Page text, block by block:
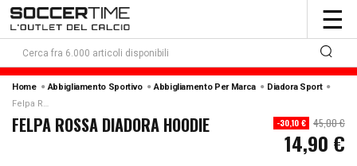
☰
Home Abbigliamento Sportivo Abbigliamento Per Marca
Diadora Sport
Felpa Rossa Diadora Hoodie
FELPA ROSSA DIADORA HOODIE -30,10 € 45,00 €
14,90 €